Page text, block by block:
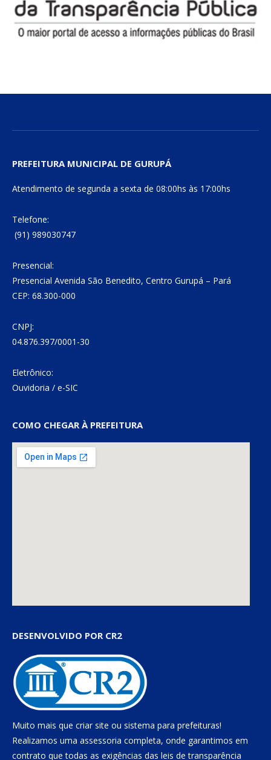
PREFEITURA MUNICIPAL DE GURUPÁ
Atendimento de segunda a sexta de 08:00hs às 17:00hs
Telefone:
(91) 989030747
Presencial:
Presencial Avenida São Benedito, Centro Gurupá – Pará
CEP: 68.300-000
CNPJ:
04.876.397/0001-30
Eletrônico:
Ouvidoria / e-SIC
COMO CHEGAR À PREFEITURA
DESENVOLVIDO POR CR2
Muito mais que criar site ou sistema para prefeituras!
Realizamos uma assessoria completa, onde garantimos em
contrato que todas as exigências das leis de transparência